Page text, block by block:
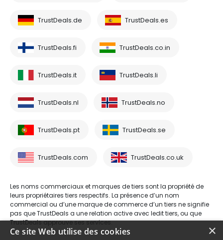
TrustDeals.de TrustDeals.es
TrustDeals.fi TrustDeals.co.in
TrustDeals.it TrustDeals.li
TrustDeals.nl TrustDeals.no
TrustDeals.pt TrustDeals.se
TrustDeals.com TrustDeals.co.uk
Les noms commerciaux et marques de tiers sont la propriété de
leurs propriétaires tiers respectifs. La présence d’un nom
commercial ou d’une marque de commerce d’un tiers ne signifie
pas que TrustDeals a une relation active avec ledit tiers, ou que
TrustDeals approuve ses services.
×
Ce site Web utilise des cookies